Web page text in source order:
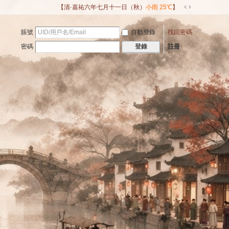
【清·嘉祐六年七月十一日（秋） 小雨 25℃】
切
換
到
寬
版
賬號 自動登錄
找回密碼
密碼
登錄 註冊